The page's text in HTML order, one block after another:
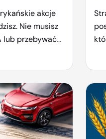
akcje
Nie musisz
lub przebywać
który
W Polsce
tym miejscu
zacząć
–